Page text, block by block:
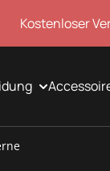
Kostenloser